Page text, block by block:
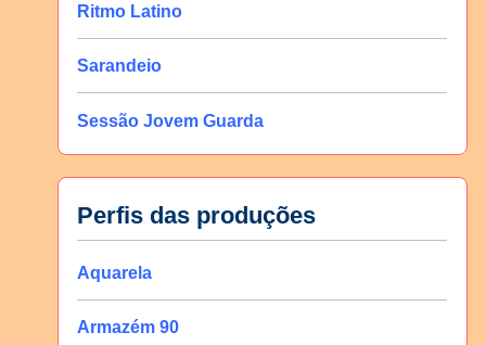
Ritmo Latino
Sarandeio
Sessão Jovem Guarda
Perfis das produções
Aquarela
Armazém 90